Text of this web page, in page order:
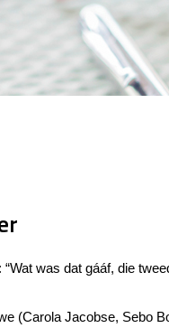
was dat gááf, die
(Carola Jacobse, Sebo